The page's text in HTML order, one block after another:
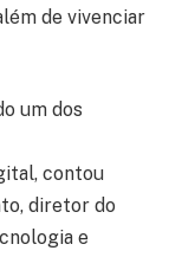
de vivenciar
um dos
contou
diretor do
e